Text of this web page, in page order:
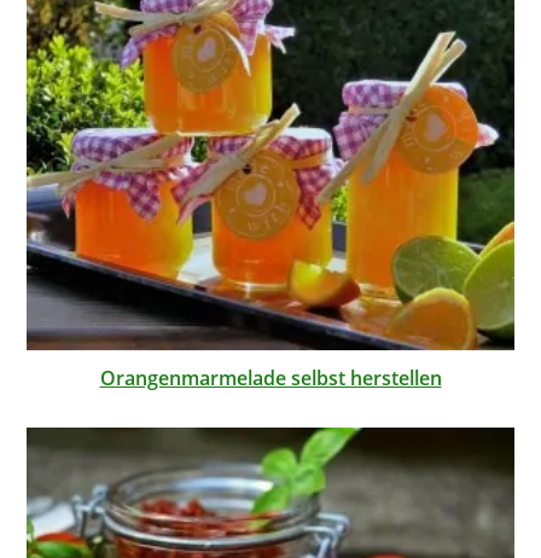
Orangenmarmelade selbst herstellen